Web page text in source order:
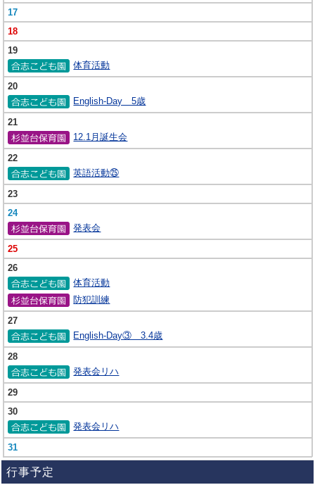
17
18
19
体育活動
20
English-Day 5歳
21
12.1月誕生会
22
英語活動㉕
23
24
発表会
25
26
体育活動
防犯訓練
27
English-Day③ 3.4歳
28
発表会リハ
29
30
発表会リハ
31
行事予定